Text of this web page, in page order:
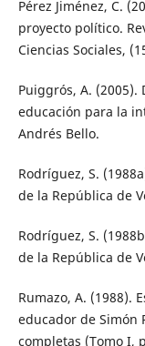
Pérez Jiménez, C.
proyecto político.
Ciencias Sociales,
Puiggrós, A. (2005).
educación para la
Andrés Bello.
Rodríguez, S.
de la República de
Rodríguez, S.
de la República de
Rumazo, A. (1988).
educador de Simón
completas (Tomo I,